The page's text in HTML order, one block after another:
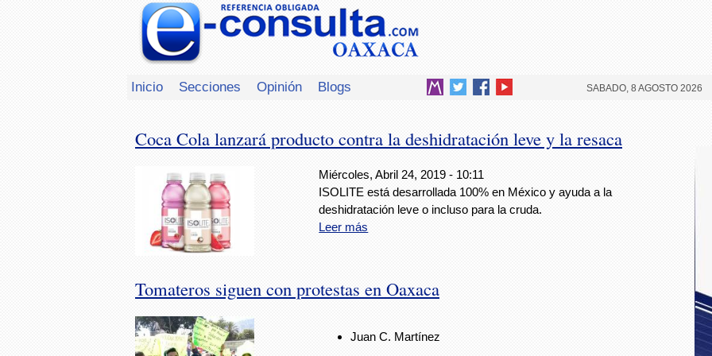
Inicio Secciones Opinión Blogs SABADO, 8 AGOSTO 2026
Coca Cola lanzará producto contra la deshidratación leve y la resaca
Miércoles, Abril 24, 2019 - 10:11
ISOLITE está desarrollada 100% en México y ayuda a la
deshidratación leve o incluso para la cruda.
Leer más
Tomateros siguen con protestas en Oaxaca
Juan C. Martínez